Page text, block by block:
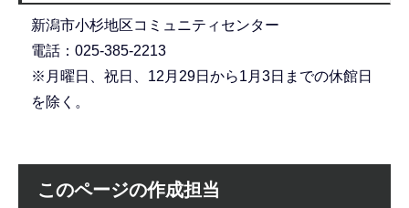
新潟市小杉地区コミュニティセンター
電話：025-385-2213
※月曜日、祝日、12月29日から1月3日までの休館日
を除く。
このページの作成担当